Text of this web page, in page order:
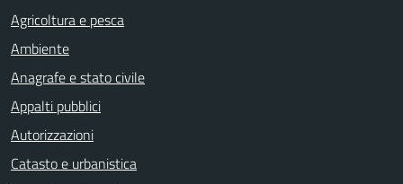
Agricoltura e pesca
Ambiente
Anagrafe e stato civile
Appalti pubblici
Autorizzazioni
Catasto e urbanistica